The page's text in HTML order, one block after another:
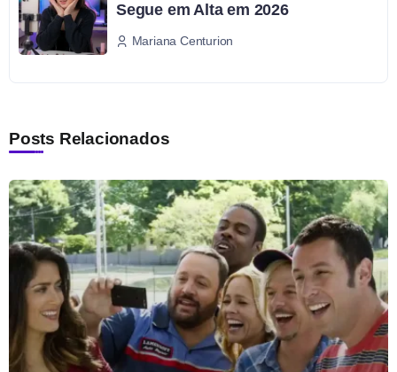
Segue em Alta em 2026
Mariana Centurion
Posts Relacionados